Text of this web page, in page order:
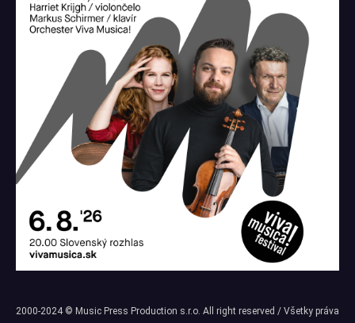
2000-2024 © Music Press Production s.r.o. All right reserved / Všetky práva